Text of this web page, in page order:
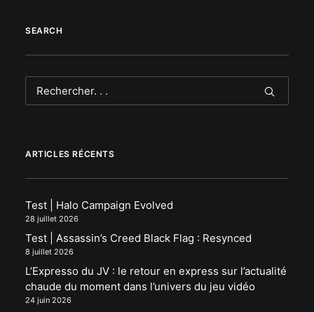
SEARCH
ARTICLES RÉCENTS
Test | Halo Campaign Evolved
28 juillet 2026
Test | Assassin’s Creed Black Flag : Resynced
8 juillet 2026
L’Expresso du JV : le retour en express sur l’actualité
chaude du moment dans l’univers du jeu vidéo
24 juin 2026